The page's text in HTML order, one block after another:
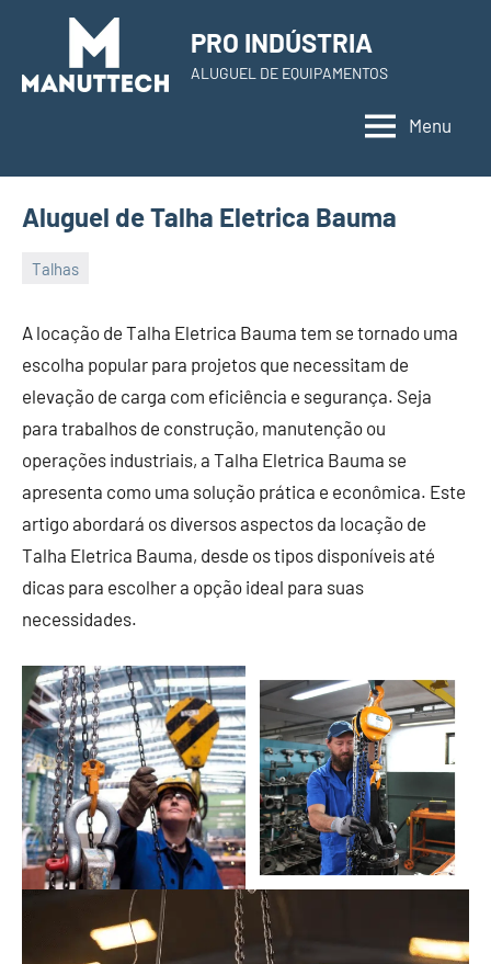
content
PRO INDÚSTRIA
ALUGUEL DE EQUIPAMENTOS
Menu
Aluguel de Talha Eletrica Bauma
Talhas
November
de
2023
A locação de Talha Eletrica Bauma tem se tornado uma
escolha popular para projetos que necessitam de
elevação de carga com eficiência e segurança. Seja
para trabalhos de construção, manutenção ou
operações industriais, a Talha Eletrica Bauma se
apresenta como uma solução prática e econômica. Este
artigo abordará os diversos aspectos da locação de
Talha Eletrica Bauma, desde os tipos disponíveis até
dicas para escolher a opção ideal para suas
necessidades.